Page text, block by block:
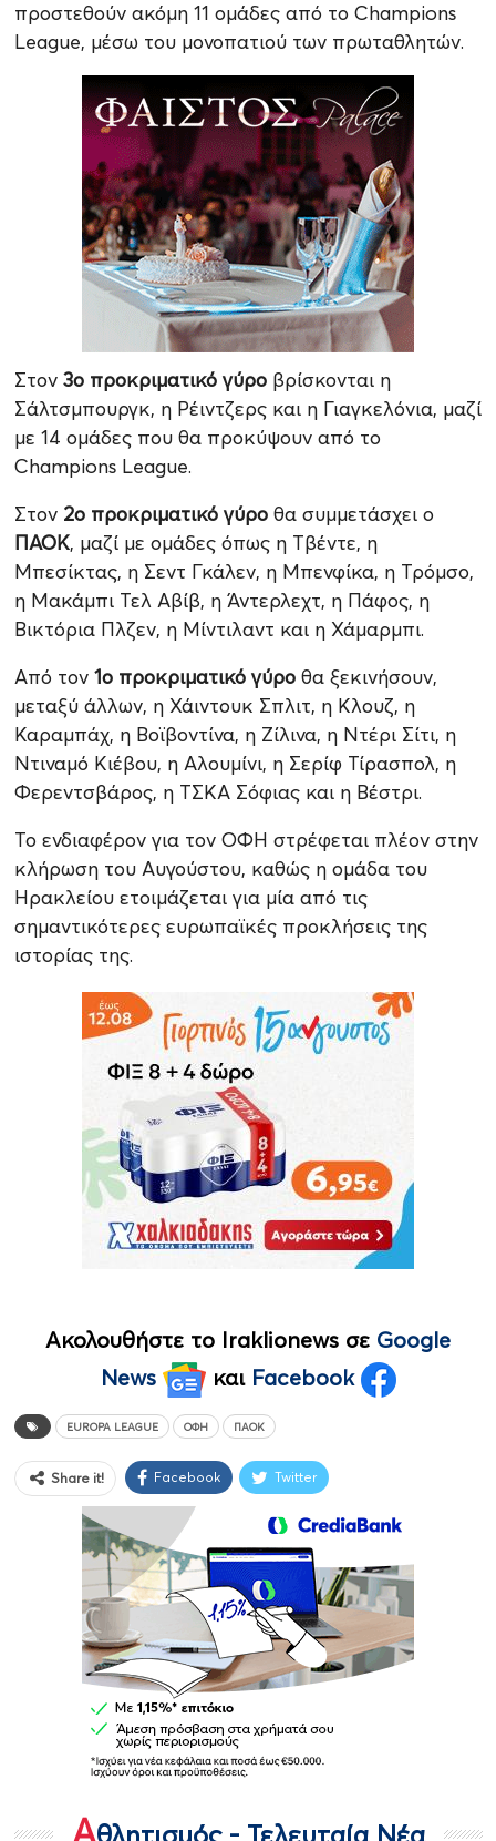
προστεθούν ακόμη 11 ομάδες από το Champions
League, μέσω του μονοπατιού των πρωταθλητών.
Στον 3ο προκριματικό γύροβρίσκονται η
Σάλτσμπουργκ, η Ρέιντζερς και η Γιαγκελόνια, μαζί
με 14 ομάδες που θα προκύψουν από το
Champions League.
Στον 2ο προκριματικό γύροθα συμμετάσχει ο
ΠΑΟΚ, μαζί με ομάδες όπως η Τβέντε, η
Μπεσίκτας, η Σεντ Γκάλεν, η Μπενφίκα, η Τρόμσο,
η Μακάμπι Τελ Αβίβ, η Άντερλεχτ, η Πάφος, η
Βικτόρια Πλζεν, η Μίντιλαντ και η Χάμαρμπι.
Από τον 1ο προκριματικό γύροθα ξεκινήσουν,
μεταξύ άλλων, η Χάιντουκ Σπλιτ, η Κλουζ, η
Καραμπάχ, η Βοϊβοντίνα, η Ζίλινα, η Ντέρι Σίτι, η
Ντιναμό Κιέβου, η Αλουμίνι, η Σερίφ Τίρασπολ, η
Φερεντσβάρος, η ΤΣΚΑ Σόφιας και η Βέστρι.
Το ενδιαφέρον για τον ΟΦΗ στρέφεται πλέον στην
κλήρωση του Αυγούστου, καθώς η ομάδα του
Ηρακλείου ετοιμάζεται για μία από τις
σημαντικότερες ευρωπαϊκές προκλήσεις της
ιστορίας της.
Ακολουθήστε το Iraklionews σε Google
News
και Facebook
EUROPA LEAGUE ΟΦΗ ΠΑΟΚ
Share it! Facebook Twitter
Αθλητισμός - Τελευταία Νέα